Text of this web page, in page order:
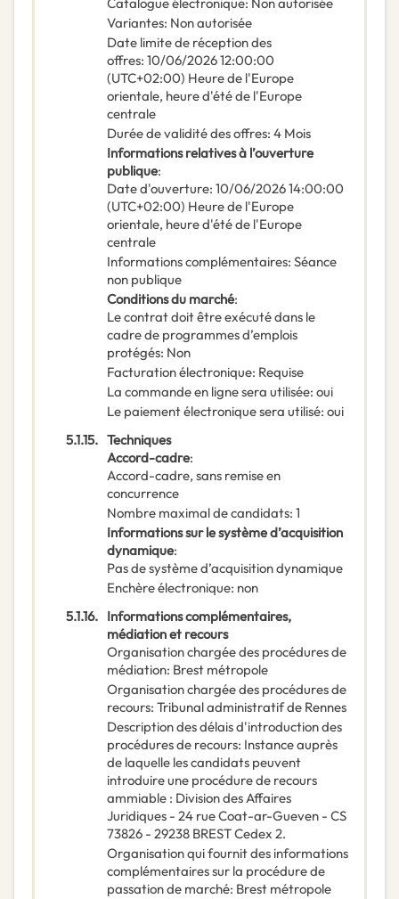
Variantes: Non autorisée
Date limite de réception des
offres: 10/06/202612:00:00
(UTC+02:00) Heure de l'Europe
orientale, heure d'été de l'Europe
centrale
Durée de validité des offres: 4 Mois
Informations relatives à l’ouverture
publique:
Date d'ouverture: 10/06/202614:00:00
(UTC+02:00) Heure de l'Europe
orientale, heure d'été de l'Europe
centrale
Informations complémentaires: Séance
non publique
Conditions du marché:
Le contrat doit être exécuté dans le
cadre de programmes d’emplois
protégés: Non
Facturation électronique: Requise
La commande en ligne sera utilisée: oui
Le paiement électronique sera utilisé: oui
5.1.15. Techniques
Accord-cadre:
Accord-cadre, sans remise en
concurrence
Nombre maximal de candidats: 1
Informations sur le système d’acquisition
dynamique:
Pas de système d’acquisition dynamique
Enchère électronique: non
5.1.16. Informations complémentaires,
médiation et recours
Organisation chargée des procédures de
médiation: Brest métropole
Organisation chargée des procédures de
recours: Tribunal administratif de Rennes
Description des délais d'introduction des
procédures de recours: Instance auprès
de laquelle les candidats peuvent
introduire une procédure de recours
ammiable : Division des Affaires
Juridiques - 24 rue Coat-ar-Gueven - CS
73826 - 29238 BREST Cedex 2.
Organisation qui fournit des informations
complémentaires sur la procédure de
passation de marché: Brest métropole